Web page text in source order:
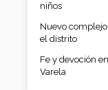
niños
Nuevo
el distrito
Fe y devoción
Varela